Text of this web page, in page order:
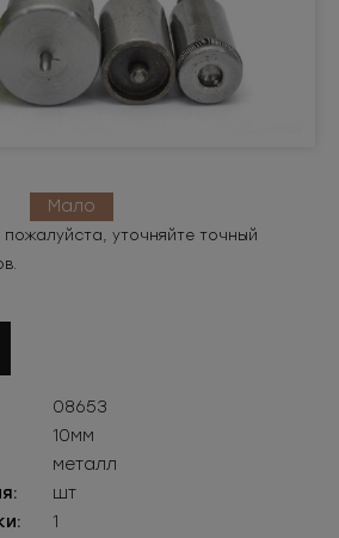
Мало
пожалуйста, уточняйте точный
08653
10мм
металл
шт
1